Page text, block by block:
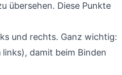
übersehen. Diese Punkte
und rechts. Ganz wichtig:
links), damit beim Binden